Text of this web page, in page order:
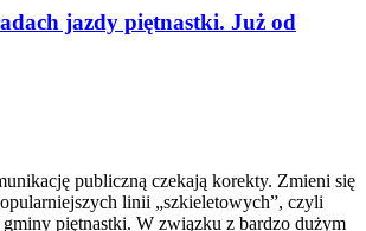
jazdy piętnastki. Już od
publiczną czekają korekty. Zmieni się
linii „szkieletowych”, czyli
piętnastki. W związku z bardzo dużym